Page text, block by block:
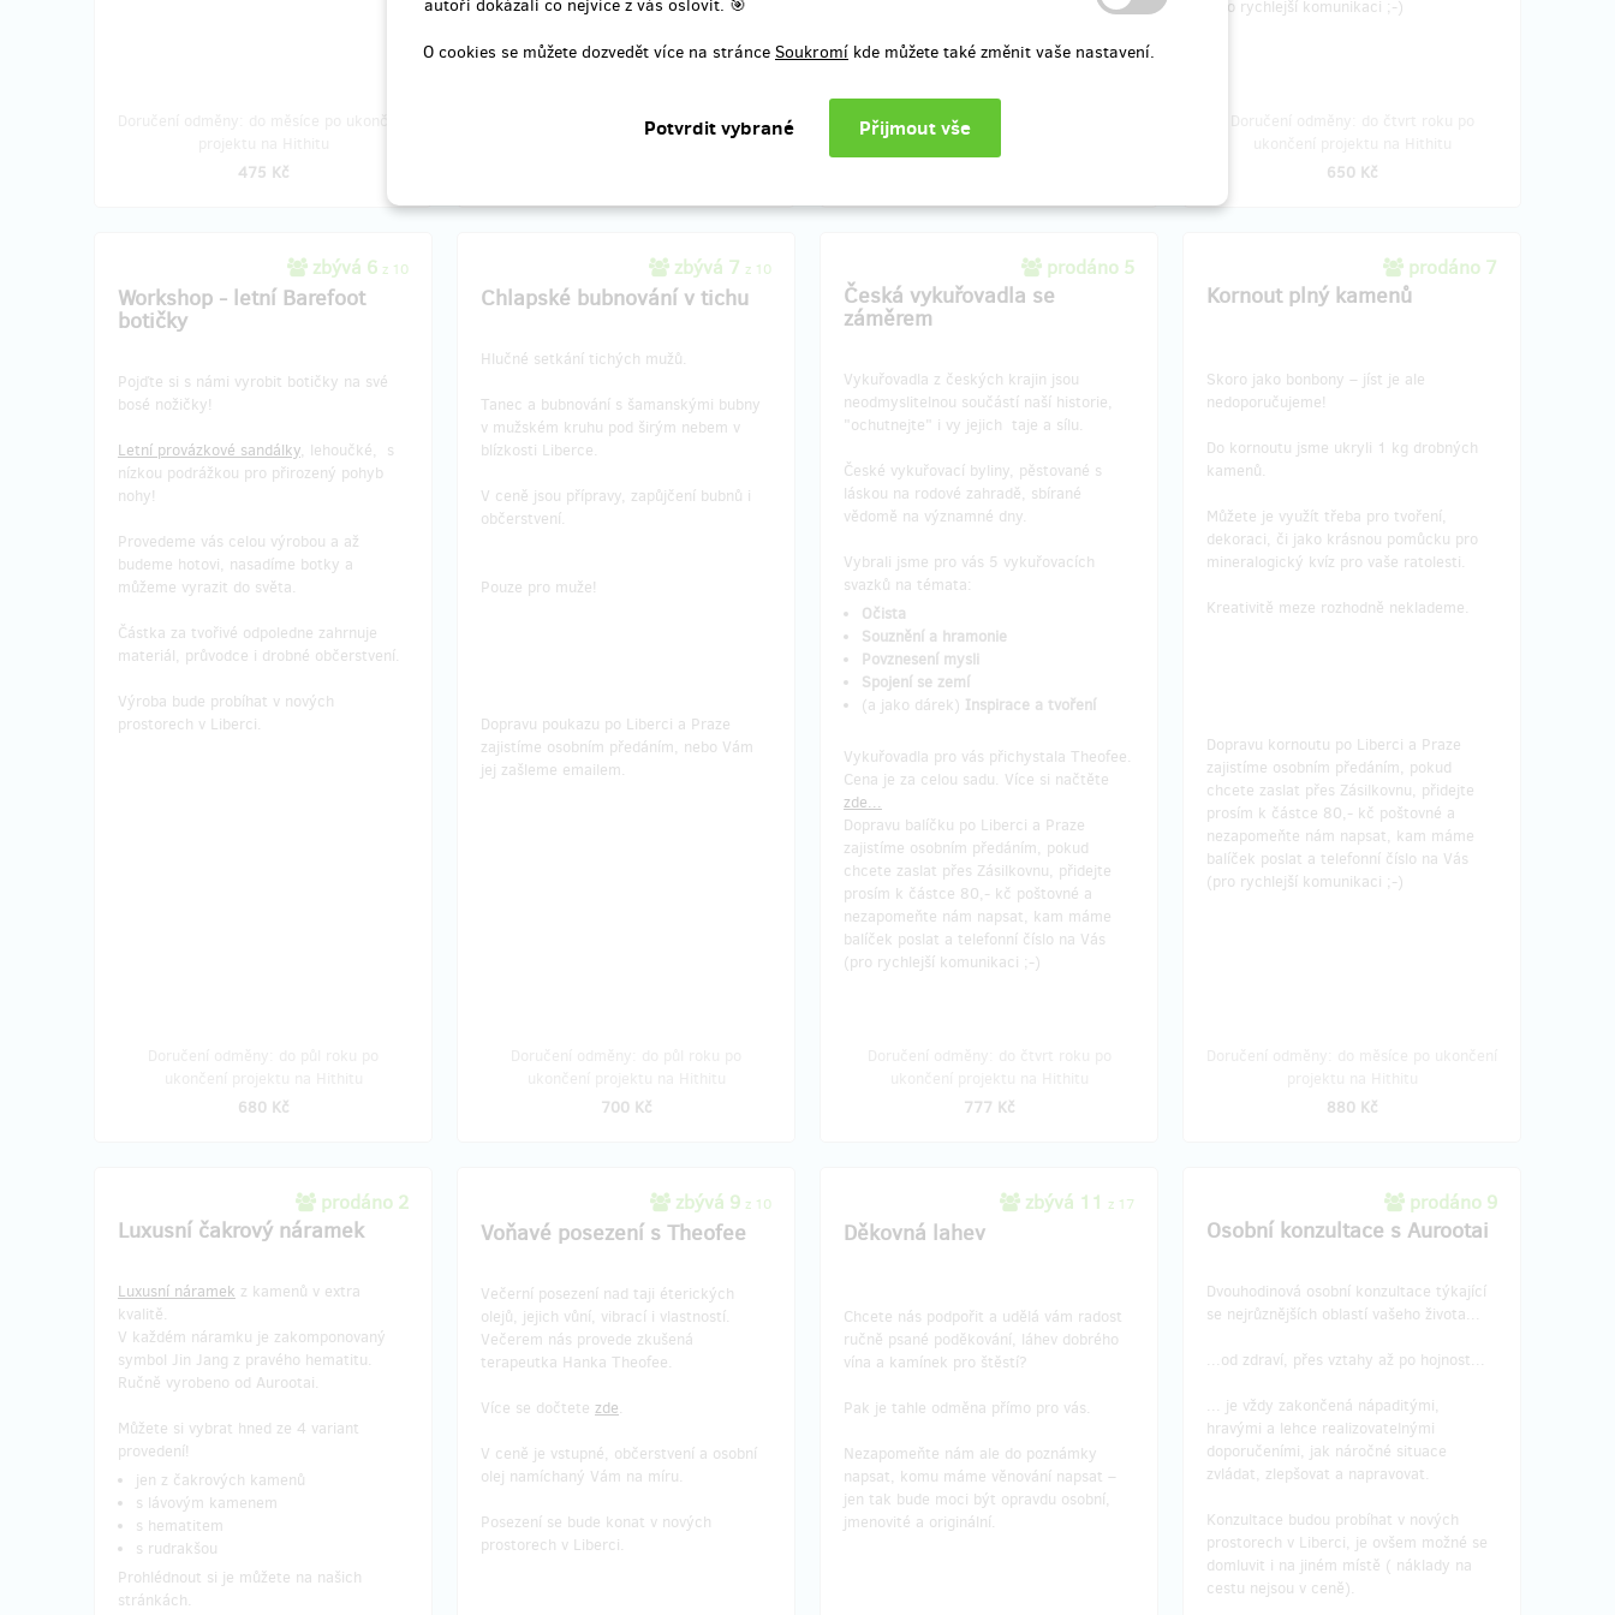
autoři dokázali co nejvíce z vás oslovit. 🎯
O cookies se můžete dozvedět více na stránce Soukromí kde můžete také změnit vaše nastavení.
475 Kč
Doručení odměny: do měsíce po ukončení
Doručení odměny: do měsíce po ukončení
(pro rychlejší komunikaci ;-)
650 Kč
zbývá 6 z 10
Workshop - letní Barefoot
botičky
Pojďte si s námi vyrobit botičky na své
bosé nožičky!
Letní provázkové sandálky, lehoučké, s
nízkou podrážkou pro přirozený pohyb
nohy!
Provedeme vás celou výrobou a až
budeme hotovi, nasadíme botky a
můžeme vyrazit do světa.
Částka za tvořivé odpoledne zahrnuje
materiál, průvodce i drobné občerstvení.
Výroba bude probíhat v nových
prostorech v Liberci.
680 Kč
zbývá 7 z 10
Chlapské bubnování v tichu
Hlučné setkání tichých mužů.
Tanec a bubnování s šamanskými bubny
v mužském kruhu pod širým nebem v
blízkosti Liberce.
V ceně jsou přípravy, zapůjčení bubnů i
občerstvení.
Pouze pro muže!
Dopravu poukazu po Liberci a Praze
zajistíme osobním předáním, nebo Vám
jej zašleme emailem.
700 Kč
prodáno 5
Česká vykuřovadla se
záměrem
Vykuřovadla z českých krajin jsou
neodmyslitelnou součástí naší historie,
"ochutnejte" i vy jejich taje a sílu.
České vykuřovací byliny, pěstované s
láskou na rodové zahradě, sbírané
vědomě na významné dny.
Vybrali jsme pro vás 5 vykuřovacích
svazků na témata:
Očista
Souznění a hramonie
Povznesení mysli
Spojení se zemí
(a jako dárek) Inspirace a tvoření
Vykuřovadla pro vás přichystala Theofee.
Cena je za celou sadu. Více si načtěte
zde...
Dopravu balíčku po Liberci a Praze
zajistíme osobním předáním, pokud
chcete zaslat přes Zásilkovnu, přidejte
prosím k částce 80,- kč poštovné a
nezapomeňte nám napsat, kam máme
balíček poslat a telefonní číslo na Vás
(pro rychlejší komunikaci ;-)
777 Kč
prodáno 7
Kornout plný kamenů
Skoro jako bonbony – jíst je ale
nedoporučujeme!
Do kornoutu jsme ukryli 1 kg drobných
kamenů.
Můžete je využít třeba pro tvoření,
dekoraci, či jako krásnou pomůcku pro
mineralogický kvíz pro vaše ratolesti.
Kreativitě meze rozhodně neklademe.
Dopravu kornoutu po Liberci a Praze
zajistíme osobním předáním, pokud
chcete zaslat přes Zásilkovnu, přidejte
prosím k částce 80,- kč poštovné a
nezapomeňte nám napsat, kam máme
balíček poslat a telefonní číslo na Vás
(pro rychlejší komunikaci ;-)
880 Kč
prodáno 2
Luxusní čakrový náramek
Luxusní náramek z kamenů v extra
kvalitě.
V každém náramku je zakomponovaný
symbol Jin Jang z pravého hematitu.
Ručně vyrobeno od Aurootai.
Můžete si vybrat hned ze 4 variant
provedení!
jen z čakrových kamenů
s lávovým kamenem
s hematitem
s rudrakšou
Prohlédnout si je můžete na našich
stránkách.
zbývá 9 z 10
Voňavé posezení s Theofee
Večerní posezení nad taji éterických
olejů, jejich vůní, vibrací i vlastností.
Večerem nás provede zkušená
terapeutka Hanka Theofee.
Více se dočtete zde.
V ceně je vstupné, občerstvení a osobní
olej namíchaný Vám na míru.
Posezení se bude konat v nových
prostorech v Liberci.
zbývá 11 z 17
Děkovná lahev
Chcete nás podpořit a udělá vám radost
ručně psané poděkování, láhev dobrého
vína a kamínek pro štěstí?
Pak je tahle odměna přímo pro vás.
Nezapomeňte nám ale do poznámky
napsat, komu máme věnování napsat –
jen tak bude moci být opravdu osobní,
jmenovité a originální.
prodáno 9
Osobní konzultace s Aurootai
Dvouhodinová osobní konzultace týkající
se nejrůznějších oblastí vašeho života...
...od zdraví, přes vztahy až po hojnost...
... je vždy zakončená nápaditými,
hravými a lehce realizovatelnými
doporučeními, jak náročné situace
zvládat, zlepšovat a napravovat.
Konzultace budou probíhat v nových
prostorech v Liberci, je ovšem možné se
domluvit i na jiném místě ( náklady na
cestu nejsou v ceně).